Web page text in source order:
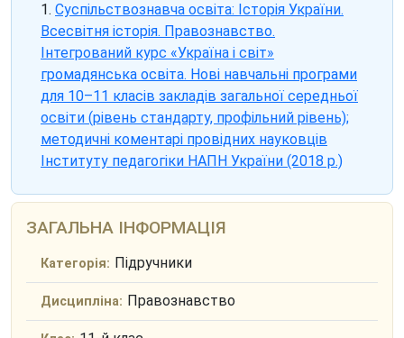
Суспільствознавча освіта: Історія України.
Всесвітня історія. Правознавство.
Інтегрований курс «Україна і світ»
громадянська освіта. Нові навчальні програми
для 10–11 класів закладів загальної середньої
освіти (рівень стандарту, профільний рівень);
методичні коментарі провідних науковців
Інституту педагогіки НАПН України (2018 р.)
ЗАГАЛЬНА ІНФОРМАЦІЯ
Категорія: Підручники
Дисципліна: Правознавство